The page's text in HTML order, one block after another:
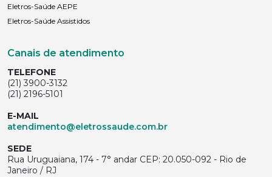
Eletros-Saúde AEPE
Eletros-Saúde Assistidos
Canais de atendimento
TELEFONE
(21) 3900-3132
(21) 2196-5101
E-MAIL
atendimento@eletrossaude.com.br
SEDE
Rua Uruguaiana, 174 - 7° andar CEP: 20.050-092 - Rio de
Janeiro / RJ